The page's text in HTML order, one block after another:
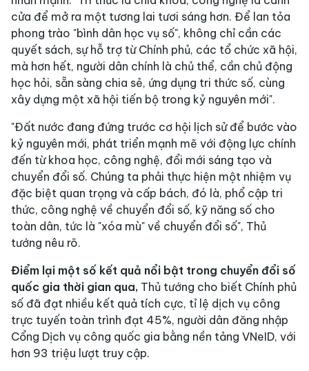
cửa để mở ra một tương lai tươi sáng hơn. Để lan tỏa
phong trào "bình dân học vụ số", không chỉ cần các
quyết sách, sự hỗ trợ từ Chính phủ, các tổ chức xã hội,
mà hơn hết, người dân chính là chủ thể, cần chủ động
học hỏi, sẵn sàng chia sẻ, ứng dụng tri thức số, cùng
xây dựng một xã hội tiến bộ trong kỷ nguyên mới".
"Đất nước đang đứng trước cơ hội lịch sử để bước vào
kỷ nguyên mới, phát triển mạnh mẽ với động lực chính
đến từ khoa học, công nghệ, đổi mới sáng tạo và
chuyển đổi số. Chúng ta phải thực hiện một nhiệm vụ
đặc biệt quan trọng và cấp bách, đó là, phổ cập tri
thức, công nghệ về chuyển đổi số, kỹ năng số cho
toàn dân, tức là "xóa mù" về chuyển đổi số", Thủ
tướng nêu rõ.
Điểm lại một số kết quả nổi bật trong chuyển đổi số
quốc gia thời gian qua, Thủ tướng cho biết Chính phủ
số đã đạt nhiều kết quả tích cực, tỉ lệ dịch vụ công
trực tuyến toàn trình đạt 45%, người dân đăng nhập
Cổng Dịch vụ công quốc gia bằng nền tảng VNeID, với
hơn 93 triệu lượt truy cập.